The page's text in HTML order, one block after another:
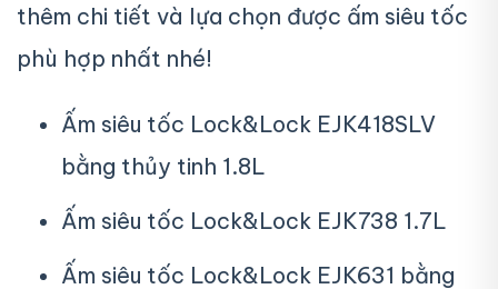
thêm chi tiết và lựa chọn được ấm siêu tốc
phù hợp nhất nhé!
Ấm siêu tốc Lock&Lock EJK418SLV
bằng thủy tinh 1.8L
Ấm siêu tốc Lock&Lock EJK738 1.7L
Ấm siêu tốc Lock&Lock EJK631 bằng